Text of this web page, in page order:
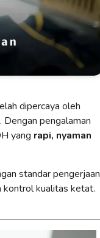
dipercaya oleh
Dengan pengalaman
yang rapi, nyaman
standar pengerjaan
kontrol kualitas ketat.